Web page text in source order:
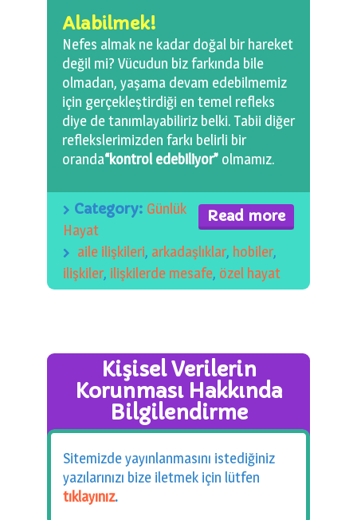
Filmlerimiz
Hadi Bize Yazın
Alabilmek!
Nefes almak ne kadar doğal bir hareket
değil mi? Vücudun biz farkında bile
olmadan, yaşama devam edebilmemiz
için gerçekleştirdiği en temel refleks
diye de tanımlayabiliriz belki. Tabii diğer
reflekslerimizden farkı belirli bir
oranda“kontrol edebiliyor” olmamız.
Read more
Category: Günlük
Hayat
aile ilişkileri, arkadaşlıklar, hobiler,
ilişkiler, ilişkilerde mesafe, özel hayat
Kişisel Verilerin
Korunması Hakkında
Bilgilendirme
Sitemizde yayınlanmasını istediğiniz
yazılarınızı bize iletmek için lütfen
tıklayınız.